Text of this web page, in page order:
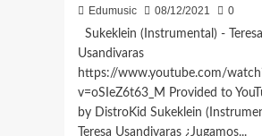
Edumusic 08/12/2021
0
Sukeklein (Instrumental) - Teresa
Usandivaras
https://www.youtube.com/
v=oSIeZ6t63_M Provided to
by DistroKid Sukeklein
Teresa Usandivaras ¿Jugamos...